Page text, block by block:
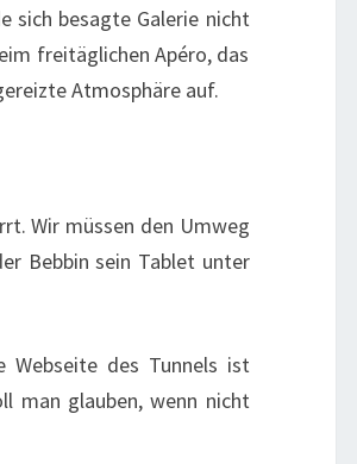
sich besagte Galerie nicht
freitäglichen Apéro, das
Atmosphäre auf.
Wir müssen den Umweg
Bebbin sein Tablet unter
Webseite des Tunnels ist
man glauben, wenn nicht